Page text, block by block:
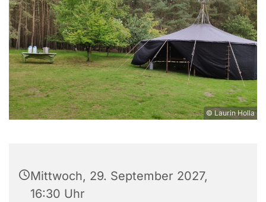
© Laurin Holla
Mittwoch, 29. September 2027,
16:30 Uhr